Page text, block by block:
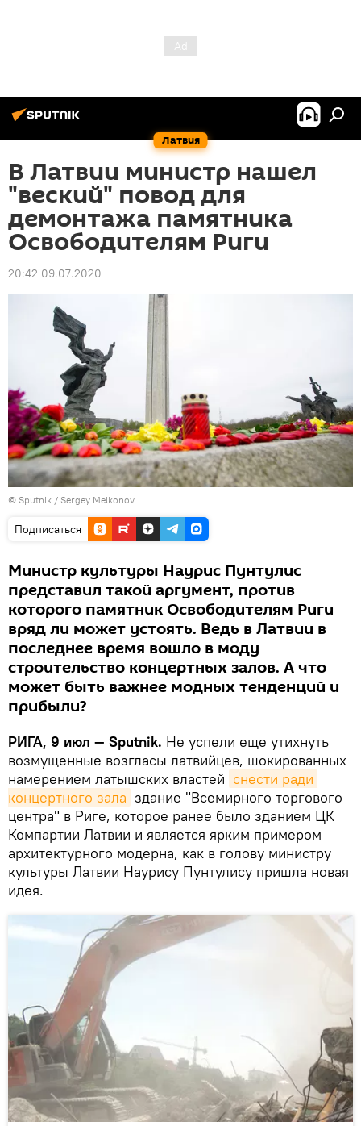
Латвия
В Латвии министр нашел
"веский" повод для
демонтажа памятника
Освободителям Риги
20:42 09.07.2020
© Sputnik / Sergey Melkonov
Подписаться
Министр культуры Наурис Пунтулис
представил такой аргумент, против
которого памятник Освободителям Риги
вряд ли может устоять. Ведь в Латвии в
последнее время вошло в моду
строительство концертных залов. А что
может быть важнее модных тенденций и
прибыли?
РИГА, 9 июл — Sputnik. Не успели еще утихнуть
возмущенные возгласы латвийцев, шокированных
намерением латышских властей снести ради
концертного зала здание "Всемирного торгового
центра" в Риге, которое ранее было зданием ЦК
Компартии Латвии и является ярким примером
архитектурного модерна, как в голову министру
культуры Латвии Наурису Пунтулису пришла новая
идея.